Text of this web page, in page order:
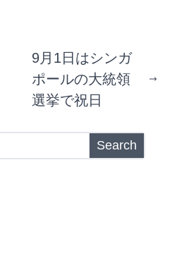
9月1日はシンガ
ポールの大統領
選挙で祝日
Search